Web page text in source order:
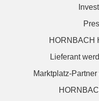
HORNBACH
Lieferant
Marktplatz-